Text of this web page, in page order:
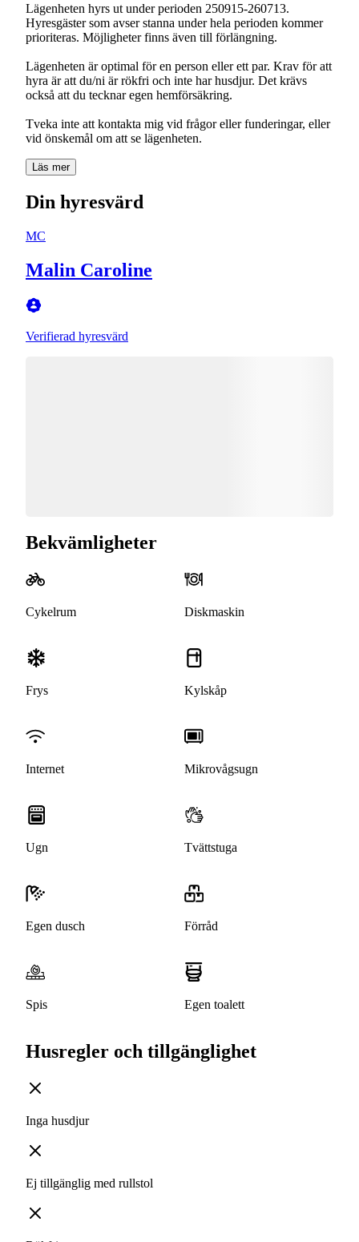
Lägenheten hyrs ut under perioden 250915-260713.
Hyresgäster som avser stanna under hela perioden kommer
prioriteras. Möjligheter finns även till förlängning.
Lägenheten är optimal för en person eller ett par. Krav för att
hyra är att du/ni är rökfri och inte har husdjur. Det krävs
också att du tecknar egen hemförsäkring.
Tveka inte att kontakta mig vid frågor eller funderingar, eller
vid önskemål om att se lägenheten.
Läs mer
Din hyresvärd
MC
Malin Caroline
Verifierad hyresvärd
Bekvämligheter
Cykelrum Diskmaskin
Frys Kylskåp
Internet Mikrovågsugn
Ugn Tvättstuga
Egen dusch Förråd
Spis Egen toalett
Husregler och tillgänglighet
Inga husdjur
Ej tillgänglig med rullstol